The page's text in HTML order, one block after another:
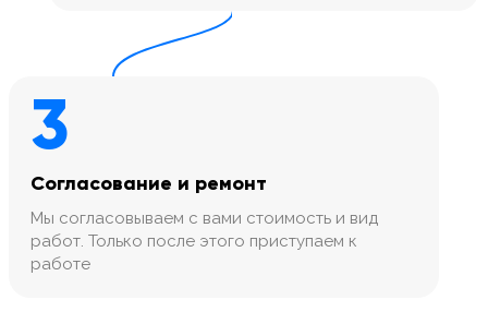
3
Согласование и ремонт
Мы согласовываем с вами стоимость и вид
работ. Только после этого приступаем к
работе